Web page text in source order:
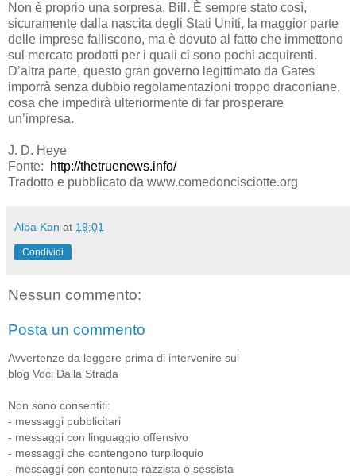
Non è proprio una sorpresa, Bill. È sempre stato così,
sicuramente dalla nascita degli Stati Uniti, la maggior parte
delle imprese falliscono, ma è dovuto al fatto che immettono
sul mercato prodotti per i quali ci sono pochi acquirenti.
D’altra parte, questo gran governo legittimato da Gates
imporrà senza dubbio regolamentazioni troppo draconiane,
cosa che impedirà ulteriormente di far prosperare
un’impresa.
J. D. Heye
Fonte:
http://thetruenews.info/
Tradotto e pubblicato da www.comedoncisciotte.org
Alba Kan at 19:01
Condividi
Nessun commento:
Posta un commento
Avvertenze da leggere prima di intervenire sul
blog Voci Dalla Strada
Non sono consentiti:
- messaggi pubblicitari
- messaggi con linguaggio offensivo
- messaggi che contengono turpiloquio
- messaggi con contenuto razzista o sessista